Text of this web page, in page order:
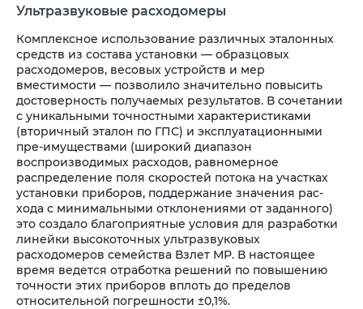
Ультразвуковые расходомеры
Комплексное использование различных эталонных
средств из состава установки — образцовых
расходомеров, весовых устройств и мер
вместимости — позволило значительно повысить
достоверность получаемых результатов. В сочетании
с уникальными точностными характеристиками
(вторичный эталон по ГПС) и эксплуатационными
пре-имуществами (широкий диапазон
воспроизводимых расходов, равномерное
распределение поля скоростей потока на участках
установки приборов, поддержание значения рас-
хода с минимальными отклонениями от заданного)
это создало благоприятные условия для разработки
линейки высокоточных ультразвуковых
расходомеров семейства Взлет МР. В настоящее
время ведется отработка решений по повышению
точности этих приборов вплоть до пределов
относительной погрешности ±0,1%.